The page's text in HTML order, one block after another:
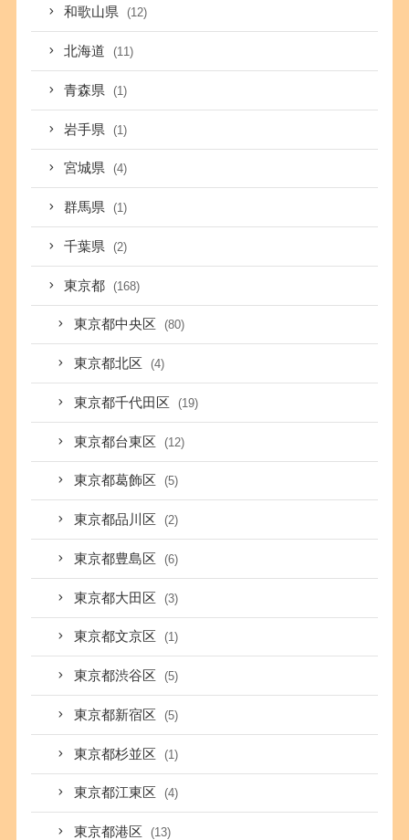
和歌山県 (12)
北海道 (11)
青森県 (1)
岩手県 (1)
宮城県 (4)
群馬県 (1)
千葉県 (2)
東京都 (168)
東京都中央区 (80)
東京都北区 (4)
東京都千代田区 (19)
東京都台東区 (12)
東京都葛飾区 (5)
東京都品川区 (2)
東京都豊島区 (6)
東京都大田区 (3)
東京都文京区 (1)
東京都渋谷区 (5)
東京都新宿区 (5)
東京都杉並区 (1)
東京都江東区 (4)
東京都港区 (13)